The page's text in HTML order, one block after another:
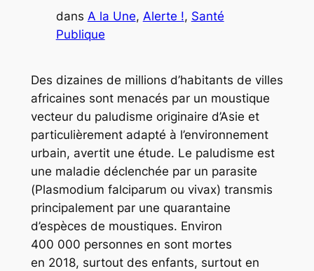
dans A la Une, Alerte !, Santé
Publique
Des dizaines de millions d’habitants de villes
africaines sont menacés par un moustique
vecteur du paludisme originaire d’Asie et
particulièrement adapté à l’environnement
urbain, avertit une étude. Le paludisme est
une maladie déclenchée par un parasite
(Plasmodium falciparum ou vivax) transmis
principalement par une quarantaine
d’espèces de moustiques. Environ
400 000 personnes en sont mortes
en 2018, surtout des enfants, surtout en